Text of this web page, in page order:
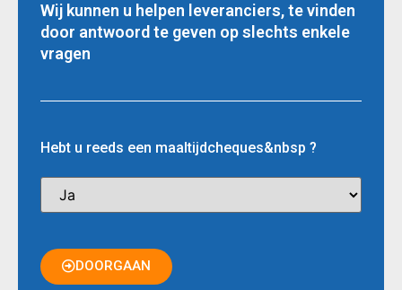
Wij kunnen u helpen leveranciers, te vinden
door antwoord te geven op slechts enkele
vragen
Hebt u reeds een maaltijdcheques&nbsp ?
DOORGAAN